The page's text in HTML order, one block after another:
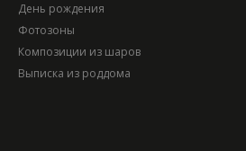
День рождения
Фотозоны
Композиции из шаров
Выписка из роддома